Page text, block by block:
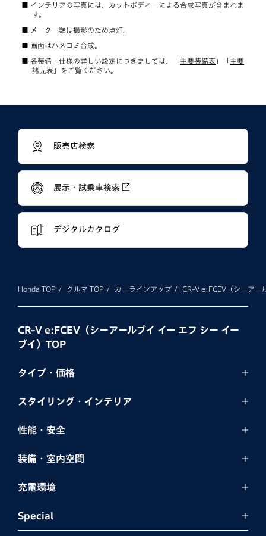
インテリアの写真には、カットボディーによる合成写真が含まれま
す。
メーター類は撮影のため点灯。
画面はハメコミ合成。
各装備・仕様の詳しい設定につきましては、「主要装備表 」「主要
諸元表 」をご覧ください。
販売店検索
展示・試乗車検索
デジタルカタログ
Honda TOP クルマ TOP カーラインアップ CR-V e:FCEV（シーアー
CR-V e:FCEV（シーアールブイ イー エフ シー イー
ブイ）TOP
タイプ・価格
スタイリング・ インテリア
性能・安全
装備・室内空間
充電環境
Special